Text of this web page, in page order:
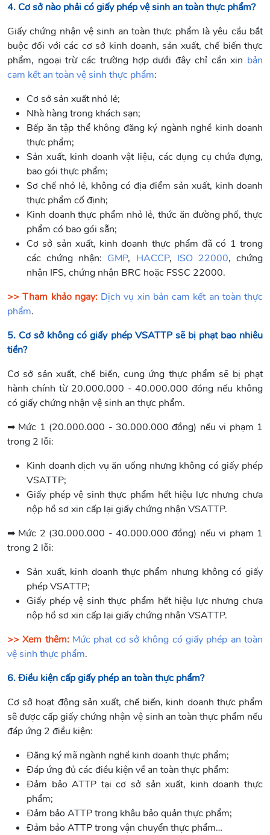
4. Cơ sở nào phải có giấy phép vệ sinh an toàn thực phẩm?
Giấy chứng nhận vệ sinh an toàn thực phẩm là yêu cầu bắt
buộc đối với các cơ sở kinh doanh, sản xuất, chế biến thực
phẩm, ngoại trừ các trường hợp dưới đây chỉ cần xin bản
cam kết an toàn vệ sinh thực phẩm:
Cơ sở sản xuất nhỏ lẻ;
Nhà hàng trong khách sạn;
Bếp ăn tập thể không đăng ký ngành nghề kinh doanh
thực phẩm;
Sản xuất, kinh doanh vật liệu, các dụng cụ chứa đựng,
bao gói thực phẩm;
Sơ chế nhỏ lẻ, không có địa điểm sản xuất, kinh doanh
thực phẩm cố định;
Kinh doanh thực phẩm nhỏ lẻ, thức ăn đường phố, thực
phẩm có bao gói sẵn;
Cơ sở sản xuất, kinh doanh thực phẩm đã có 1 trong
các chứng nhận: GMP, HACCP, ISO 22000, chứng
nhận IFS, chứng nhận BRC hoặc FSSC 22000.
>> Tham khảo ngay: Dịch vụ xin bản cam kết an toàn thực
phẩm.
5. Cơ sở không có giấy phép VSATTP sẽ bị phạt bao nhiêu
tiền?
Cơ sở sản xuất, chế biến, cung ứng thực phẩm sẽ bị phạt
hành chính từ 20.000.000 - 40.000.000 đồng nếu không
có giấy chứng nhận vệ sinh an thực phẩm.
➡ Mức 1 (20.000.000 - 30.000.000 đồng) nếu vi phạm 1
trong 2 lỗi:
Kinh doanh dịch vụ ăn uống nhưng không có giấy phép
VSATTP;
Giấy phép vệ sinh thực phẩm hết hiệu lực nhưng chưa
nộp hồ sơ xin cấp lại giấy chứng nhận VSATTP.
➡ Mức 2 (30.000.000 - 40.000.000 đồng) nếu vi phạm 1
trong 2 lỗi:
Sản xuất, kinh doanh thực phẩm nhưng không có giấy
phép VSATTP;
Giấy phép vệ sinh thực phẩm hết hiệu lực nhưng chưa
nộp hồ sơ xin cấp lại giấy chứng nhận VSATTP.
>> Xem thêm: Mức phạt cơ sở không có giấy phép an toàn
vệ sinh thực phẩm.
6. Điều kiện cấp giấy phép an toàn thực phẩm?
Cơ sở hoạt động sản xuất, chế biến, kinh doanh thực phẩm
sẽ được cấp giấy chứng nhận vệ sinh an toàn thực phẩm nếu
đáp ứng 2 điều kiện:
Đăng ký mã ngành nghề kinh doanh thực phẩm;
Đáp ứng đủ các điều kiện về an toàn thực phẩm:
Đảm bảo ATTP tại cơ sở sản xuất, kinh doanh thực
phẩm;
Đảm bảo ATTP trong khâu bảo quản thực phẩm;
Đảm bảo ATTP trong vận chuyển thực phẩm…